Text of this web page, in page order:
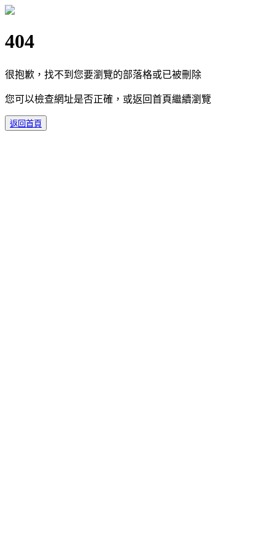
404
很抱歉，找不到您要瀏覽的部落格或已被刪除
您可以檢查網址是否正確，或返回首頁繼續瀏覽
返回首頁